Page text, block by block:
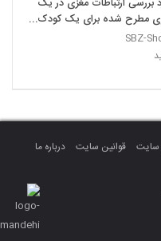
بررسی ارتباطات مغزی در یک
مطرح شده برای یک کودک
SBZ-
قوانین سایت
درباره ما